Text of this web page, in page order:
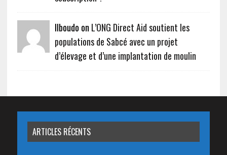
Ilboudo on L’ONG Direct Aid soutient les
populations de Sabcé avec un projet
d’élevage et d’une implantation de moulin
ARTICLES RÉCENTS